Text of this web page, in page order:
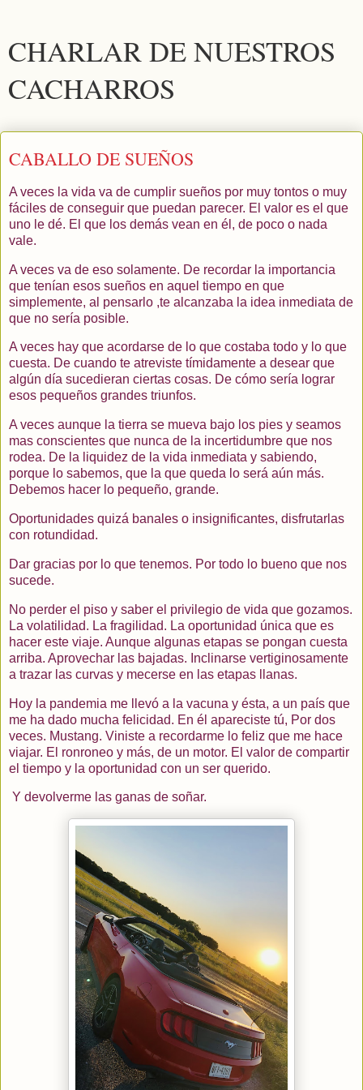
CHARLAR DE NUESTROS
CACHARROS
CABALLO DE SUEÑOS
A veces la vida va de cumplir sueños por muy tontos o muy
fáciles de conseguir que puedan parecer. El valor es el que
uno le dé. El que los demás vean en él, de poco o nada
vale.
A veces va de eso solamente. De recordar la importancia
que tenían esos sueños en aquel tiempo en que
simplemente, al pensarlo ,te alcanzaba la idea inmediata de
que no sería posible.
A veces hay que acordarse de lo que costaba todo y lo que
cuesta. De cuando te atreviste tímidamente a desear que
algún día sucedieran ciertas cosas. De cómo sería lograr
esos pequeños grandes triunfos.
A veces aunque la tierra se mueva bajo los pies y seamos
mas conscientes que nunca de la incertidumbre que nos
rodea. De la liquidez de la vida inmediata y sabiendo,
porque lo sabemos, que la que queda lo será aún más.
Debemos hacer lo pequeño, grande.
Oportunidades quizá banales o insignificantes, disfrutarlas
con rotundidad.
Dar gracias por lo que tenemos. Por todo lo bueno que nos
sucede.
No perder el piso y saber el privilegio de vida que gozamos.
La volatilidad. La fragilidad. La oportunidad única que es
hacer este viaje. Aunque algunas etapas se pongan cuesta
arriba. Aprovechar las bajadas. Inclinarse vertiginosamente
a trazar las curvas y mecerse en las etapas llanas.
Hoy la pandemia me llevó a la vacuna y ésta, a un país que
me ha dado mucha felicidad. En él apareciste tú, Por dos
veces. Mustang. Viniste a recordarme lo feliz que me hace
viajar. El ronroneo y más, de un motor. El valor de compartir
el tiempo y la oportunidad con un ser querido.
Y devolverme las ganas de soñar.